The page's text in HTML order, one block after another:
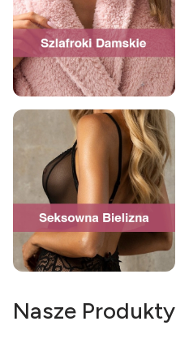
Nasze Produkty